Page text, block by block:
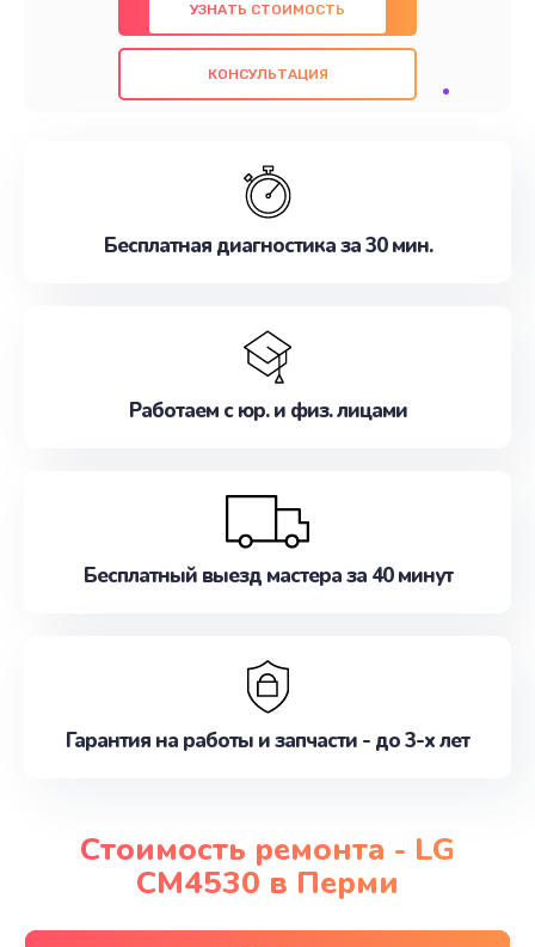
использованием оригинальных компонентов, а
также гарантируем качество всех
проведенных работ. Наша цель - предоставить
наилучшим образом. Не медлите записаться на
УЗНАТЬ СТОИМОСТЬ
КОНСУЛЬТАЦИЯ
Бесплатная диагностика за 30 мин.
Работаем с юр. и физ. лицами
Бесплатный выезд мастера за 40 минут
Гарантия на работы и запчасти - до 3-х лет
Стоимость ремонта - LG
CM4530 в Перми